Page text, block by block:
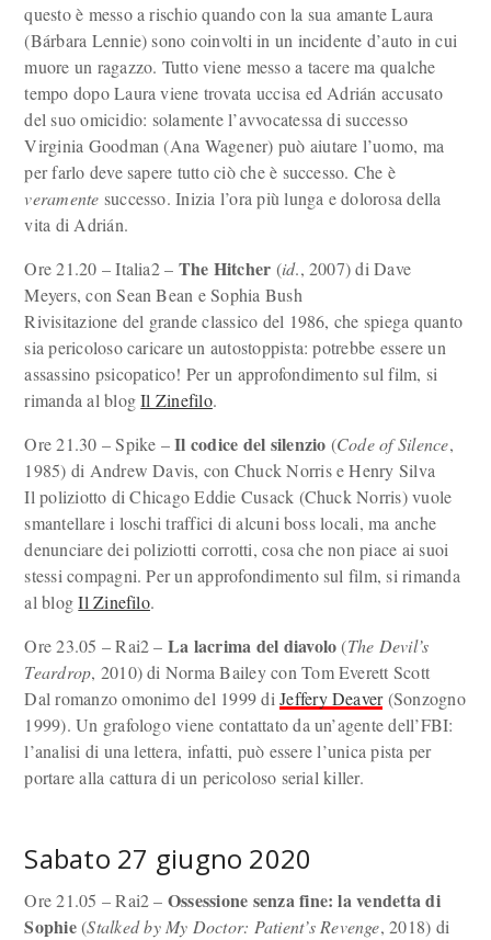
questo è messo a rischio quando con la sua amante Laura
(Bárbara Lennie) sono coinvolti in un incidente d’auto in cui
muore un ragazzo. Tutto viene messo a tacere ma qualche
tempo dopo Laura viene trovata uccisa ed Adrián accusato
del suo omicidio: solamente l’avvocatessa di successo
Virginia Goodman (Ana Wagener) può aiutare l’uomo, ma
per farlo deve sapere tutto ciò che è successo. Che è
veramente successo. Inizia l’ora più lunga e dolorosa della
vita di Adrián.
Ore 21.20 – Italia2 – The Hitcher (id., 2007) di Dave
Meyers, con Sean Bean e Sophia Bush
Rivisitazione del grande classico del 1986, che spiega quanto
sia pericoloso caricare un autostoppista: potrebbe essere un
assassino psicopatico! Per un approfondimento sul film, si
rimanda al blogIl Zinefilo.
Ore 21.30 – Spike –Il codice del silenzio (Code of Silence,
1985) di Andrew Davis, con Chuck Norris e Henry Silva
Il poliziotto di Chicago Eddie Cusack (Chuck Norris) vuole
smantellare i loschi traffici di alcuni boss locali, ma anche
denunciare dei poliziotti corrotti, cosa che non piace ai suoi
stessi compagni. Per un approfondimento sul film, si rimanda
al blogIl Zinefilo.
Ore 23.05 – Rai2 – La lacrima del diavolo(The Devil’s
Teardrop, 2010) di Norma Bailey con Tom Everett Scott
Dal romanzo omonimo del 1999 diJeffery Deaver(Sonzogno
1999). Un grafologo viene contattato da un’agente dell’FBI:
l’analisi di una lettera, infatti, può essere l’unica pista per
portare alla cattura di un pericoloso serial killer.
Sabato 27 giugno 2020
Ore 21.05 – Rai2 – Ossessione senza fine: la vendetta di
Sophie(Stalked by My Doctor: Patient’s Revenge, 2018) di